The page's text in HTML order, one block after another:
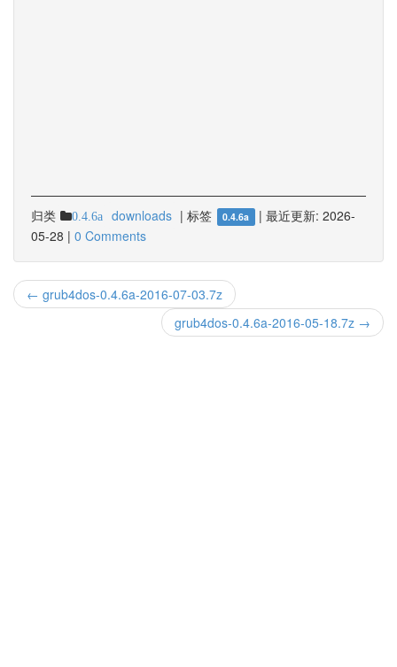
归类 0.4.6a downloads | 标签 0.4.6a | 最近更新: 2026-
05-28 | 0 Comments
← grub4dos-0.4.6a-2016-07-03.7z
grub4dos-0.4.6a-2016-05-18.7z →